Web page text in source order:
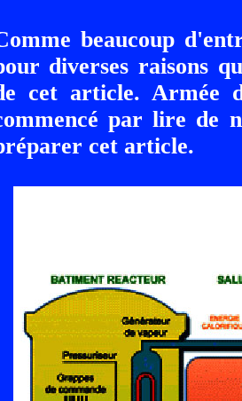
beaucoup
diverses raisons
cet article. Armée
par lire de
cet article.